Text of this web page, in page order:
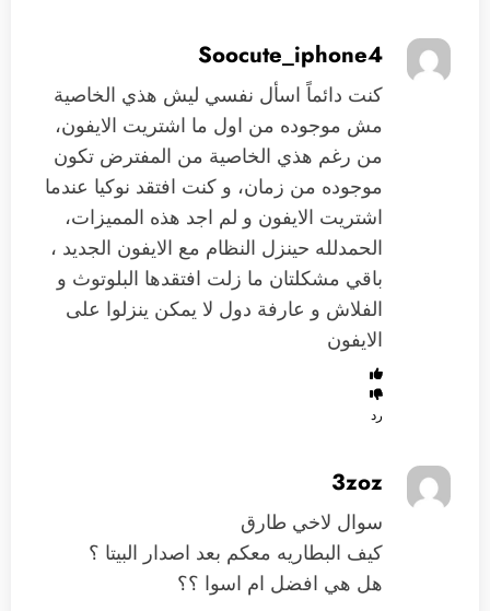
Soocute_iphone4
كنت دائماً اسأل نفسي ليش هذي الخاصية
مش موجوده من اول ما اشتريت الايفون،
من رغم هذي الخاصية من المفترض تكون
موجوده من زمان، و كنت افتقد نوكيا عندما
اشتريت الايفون و لم اجد هذه المميزات،
الحمدلله حينزل النظام مع الايفون الجديد ،
باقي مشكلتان ما زلت افتقدها البلوتوث و
الفلاش و عارفة دول لا يمكن ينزلوا على
الايفون
رد
3zoz
سوال لاخي طارق
كيف البطاريه معكم بعد اصدار البيتا ؟
هل هي افضل ام اسوا ؟؟